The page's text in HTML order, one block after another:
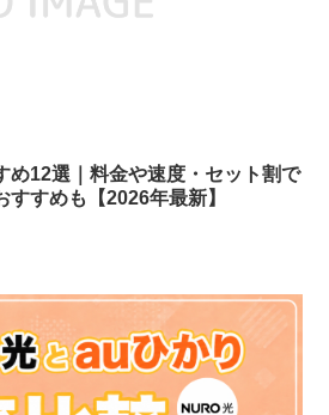
め12選｜料金や速度・セット割で
すめも【2026年最新】